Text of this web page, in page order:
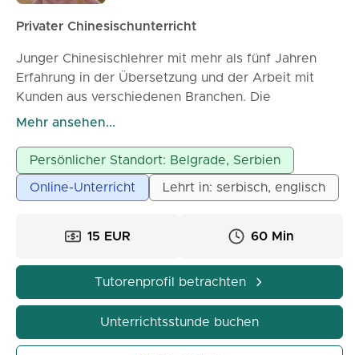
Privater Chinesischunterricht
Junger Chinesischlehrer mit mehr als fünf Jahren
Erfahrung in der Übersetzung und der Arbeit mit
Kunden aus verschiedenen Branchen. Die
Kombination aus Fachwissen, praktischer Erfahrung
klare, effiziente und interessante Vermittlung von
Sprache und Kultur. Engagiert für die Entwicklung
der Schüler und kontinuierliche Verbesserung, mit
Anwendung der Sprache.
Mehr ansehen...
Persönlicher Standort: Belgrade, Serbien
Online-Unterricht Lehrt in: serbisch, englisch
15 EUR 60 Min
Tutorenprofil betrachten
Unterrichtsstunde buchen